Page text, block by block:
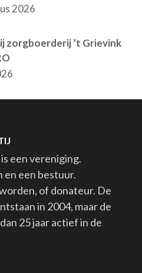
2026
zorgboerderij ’t Grievink
een vereniging.
een bestuur.
of donateur. De
in 2004, maar de
25 jaar actief in de